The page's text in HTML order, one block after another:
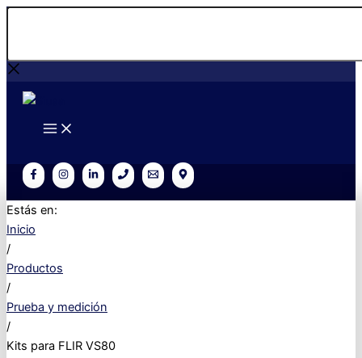
IrBuscar...
Estás en:
Inicio
/
Productos
/
Prueba y medición
/
Kits para FLIR VS80